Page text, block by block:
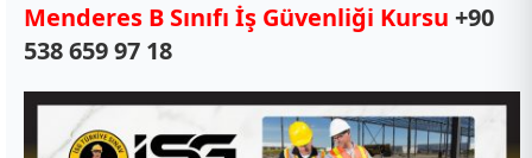
Menderes B Sınıfı İş Güvenliği Kursu +90
538 659 97 18